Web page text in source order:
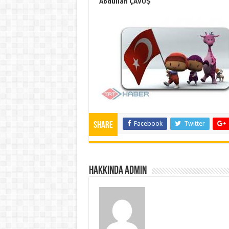
Share Facebook Twitter
Hakkında admin